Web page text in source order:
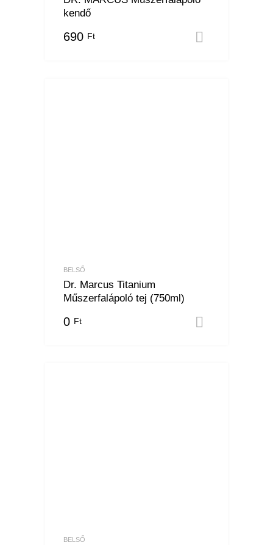
kendő
690 Ft
BELSŐ
Dr. Marcus Titanium
Műszerfalápoló tej (750ml)
0 Ft
BELSŐ